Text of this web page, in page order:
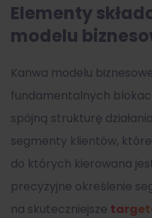
Elementy
modelu
Kanwa modelu
fundamentalnych
spójną strukturę
segmenty klientów,
do których kierowana
precyzyjne określenie
na skuteczniejsze